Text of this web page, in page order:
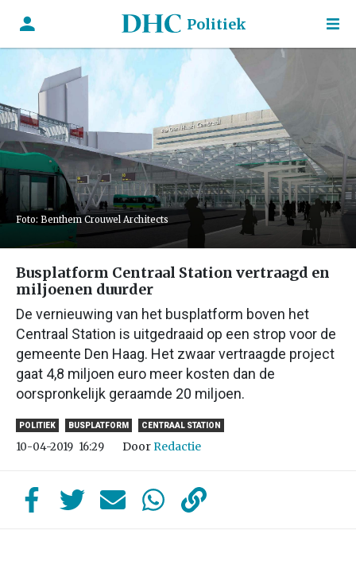
Politiek
Foto: Benthem Crouwel Architects
Busplatform Centraal Station vertraagd en
miljoenen duurder
De vernieuwing van het busplatform boven het
Centraal Station is uitgedraaid op een strop voor de
gemeente Den Haag. Het zwaar vertraagde project
gaat 4,8 miljoen euro meer kosten dan de
oorspronkelijk geraamde 20 miljoen.
POLITIEK BUSPLATFORM CENTRAAL STATION
10-04-2019 16:29 DoorRedactie